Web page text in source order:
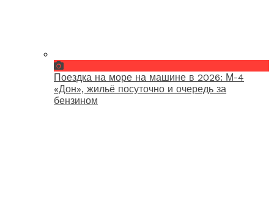
Поездка на море на машине в 2026: М-4
«Дон», жильё посуточно и очередь за
бензином